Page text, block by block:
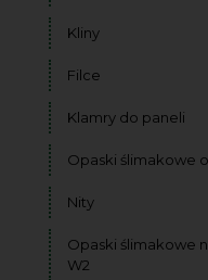
Kliny
Filce
Klamry do paneli
Opaski ślimakowe
Nity
Opaski ślimakowe
W2